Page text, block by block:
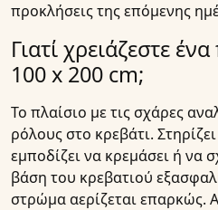
προκλήσεις της επόμενης
Γιατί χρειάζεστε
100 x 200 cm;
Το πλαίσιο με τις σχάρες
ρόλους στο κρεβάτι.
εμποδίζει να κρεμάσει ή να
βάση του κρεβατιού
στρώμα αερίζεται επαρκώς.